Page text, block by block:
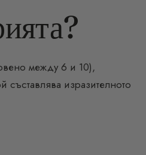
между 6 и 10),
изразителното